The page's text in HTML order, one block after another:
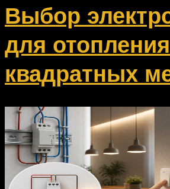
Выбор
для
квадратных